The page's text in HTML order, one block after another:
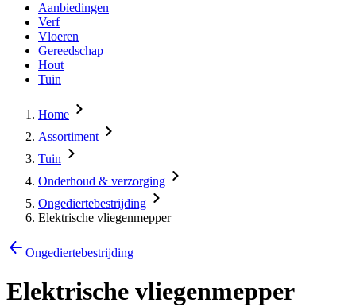
Aanbiedingen
Verf
Vloeren
Gereedschap
Hout
Tuin
Home
Assortiment
Tuin
Onderhoud & verzorging
Ongediertebestrijding
Elektrische vliegenmepper
Ongediertebestrijding
Elektrische vliegenmepper